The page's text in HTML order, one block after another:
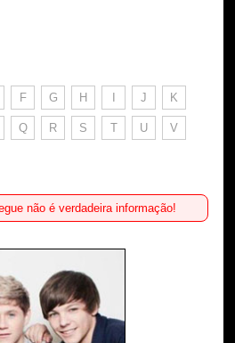
F G H I J K
Q R S T U V
não é verdadeira informação!